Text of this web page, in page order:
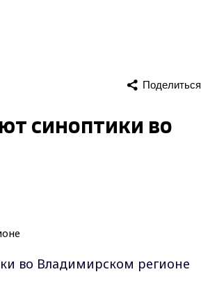
Поделиться
синоптики во
во Владимирском регионе